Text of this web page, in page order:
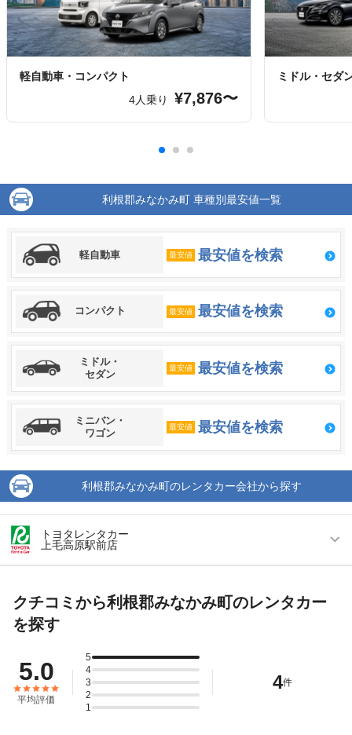
軽自動車・コンパクト
4人乗り
¥7,876〜
ミドル・セダ
利根郡みなかみ町 車種別最安値一覧
軽自動車 最安値 最安値を検索
コンパクト 最安値 最安値を検索
ミドル・
セダン
最安値 最安値を検索
ミニバン・
ワゴン
最安値 最安値を検索
利根郡みなかみ町のレンタカー会社から探す
トヨタレンタカー
上毛高原駅前店
アクセス 上毛高原駅より徒歩で約1分（送迎なし）
住所
店舗詳細 店舗詳細ページはこちら
この店舗でレンタカーを探す
クチコミから利根郡みなかみ町のレンタカー
を探す
5.0
平均評価
5
4
3
2
1
4件